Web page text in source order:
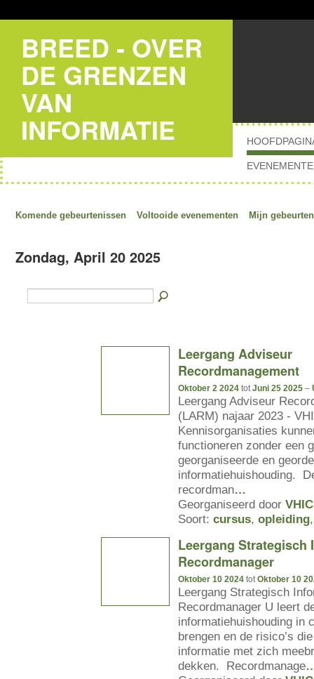
BREED - OVER
DE GRENZEN
VAN
INFORMATIE
Komende gebeurtenissen Voltooide evenementen Mijn
Zondag, April 20 2025
Leergang Adviseur
Recordmanagement
Oktober 2 2024 tot Juni 25 2025 –
Leergang Adviseur
(LARM) najaar 2023 -
Kennisorganisaties
functioneren zonder een
georganiseerde en
informatiehuishouding.
recordman…
Georganiseerd door
Soort: cursus, opleiding
Leergang Strategisch
Recordmanager
Oktober 10 2024 totOktober 10
Leergang Strategisch
Recordmanager U leert
informatiehuishouding in
brengen en de risico’s
informatie met zich
dekken. Recordmanage